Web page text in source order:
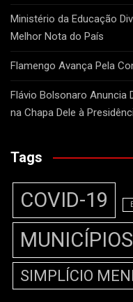
Ministério da Educação
Melhor Nota do País
Flamengo Avança Pela
Flávio Bolsonaro Anuncia
na Chapa Dele à
Tags
COVID-19
MUNICÍPIOS
SIMPLÍCIO